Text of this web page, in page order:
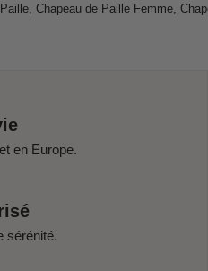
Chapeau de Paille Femme
en Europe.
sérénité.